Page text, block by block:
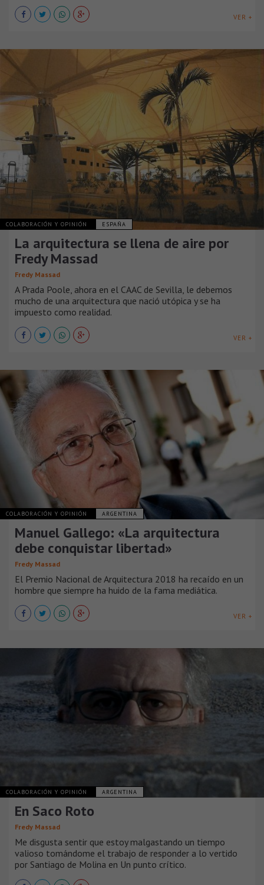
VER +
COLABORACIÓN Y OPINIÓN ESPAÑA
La arquitectura se llena de aire por
Fredy Massad
Fredy Massad
A Prada Poole, ahora en el CAAC de Sevilla, le debemos
mucho de una arquitectura que nació utópica y se ha
impuesto como realidad.
VER +
COLABORACIÓN Y OPINIÓN ARGENTINA
Manuel Gallego: «La arquitectura
debe conquistar libertad»
Fredy Massad
El Premio Nacional de Arquitectura 2018 ha recaído en un
hombre que siempre ha huido de la fama mediática.
VER +
COLABORACIÓN Y OPINIÓN ARGENTINA
En Saco Roto
Fredy Massad
Me disgusta sentir que estoy malgastando un tiempo
valioso tomándome el trabajo de responder a lo vertido
por Santiago de Molina en Un punto crítico.